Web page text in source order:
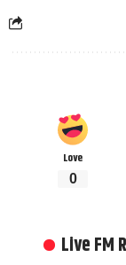
Love
0
Live FM